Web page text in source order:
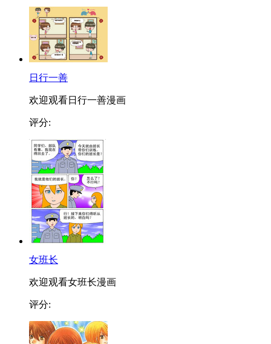
日行一善
欢迎观看日行一善漫画
评分:
女班长
欢迎观看女班长漫画
评分: